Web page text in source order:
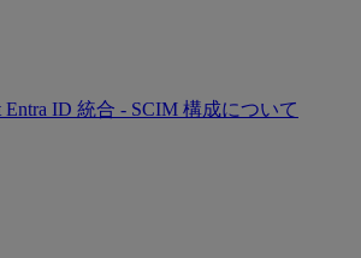
Entra ID 統合 - SCIM 構成について